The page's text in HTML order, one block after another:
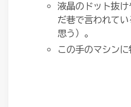
液晶のドット抜
だ巷で言われて
思う）。
この手のマシン